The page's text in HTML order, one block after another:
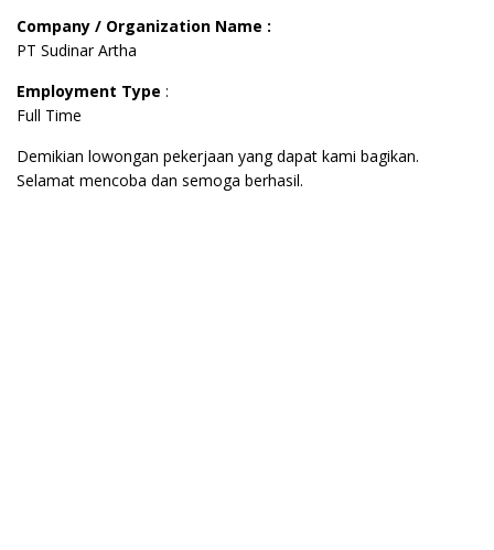
Company / Organization Name :
PT Sudinar Artha
Employment Type :
Full Time
Demikian lowongan pekerjaan yang dapat kami bagikan.
Selamat mencoba dan semoga berhasil.